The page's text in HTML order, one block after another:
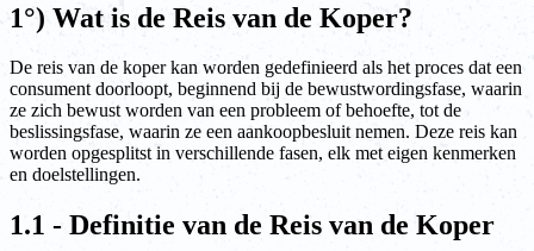
1°) Wat is de Reis van de Koper?
De reis van de koper kan worden gedefinieerd als het proces dat een
consument doorloopt, beginnend bij de bewustwordingsfase, waarin
ze zich bewust worden van een probleem of behoefte, tot de
beslissingsfase, waarin ze een aankoopbesluit nemen. Deze reis kan
worden opgesplitst in verschillende fasen, elk met eigen kenmerken
en doelstellingen.
1.1 - Definitie van de Reis van de Koper